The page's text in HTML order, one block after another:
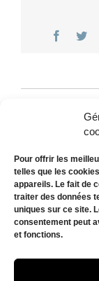
Pour offrir les
telles que les
appareils. Le fait de
traiter des données
uniques sur ce site.
consentement peut
et fonctions.
L’Amoiur